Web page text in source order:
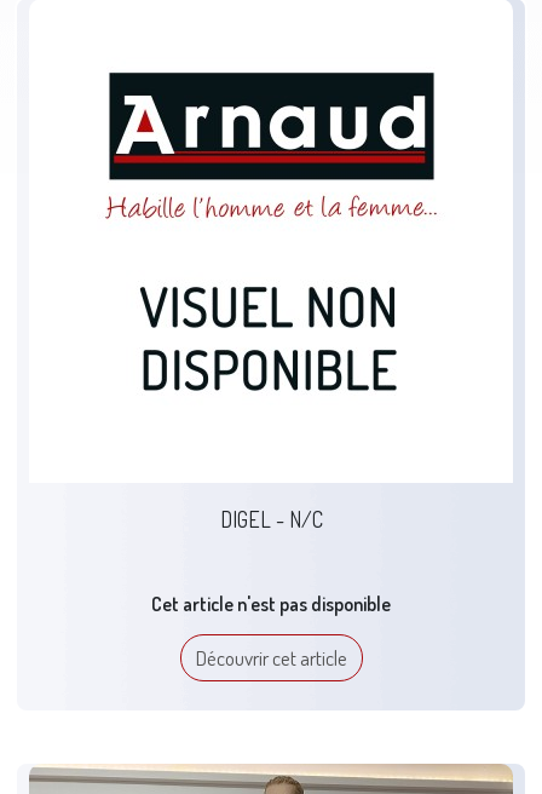
DIGEL - N/C
Cet article n'est pas disponible
Découvrir cet article